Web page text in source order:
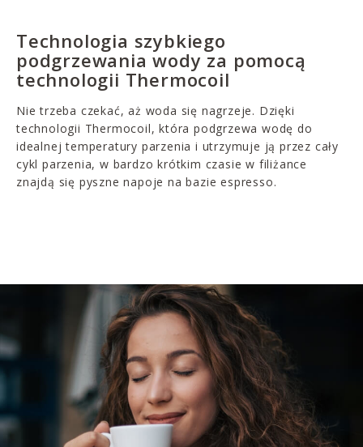
Technologia szybkiego
podgrzewania wody za pomocą
technologii Thermocoil
Nie trzeba czekać, aż woda się nagrzeje. Dzięki
technologii Thermocoil, która podgrzewa wodę do
idealnej temperatury parzenia i utrzymuje ją przez cały
cykl parzenia, w bardzo krótkim czasie w filiżance
znajdą się pyszne napoje na bazie espresso.